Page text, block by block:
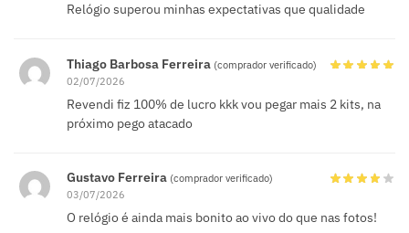
Relógio superou minhas expectativas que qualidade
Thiago Barbosa Ferreira (comprador verificado)
02/07/2026
Revendi fiz 100% de lucro kkk vou pegar mais 2 kits, na
próximo pego atacado
Gustavo Ferreira (comprador verificado)
03/07/2026
O relógio é ainda mais bonito ao vivo do que nas fotos!